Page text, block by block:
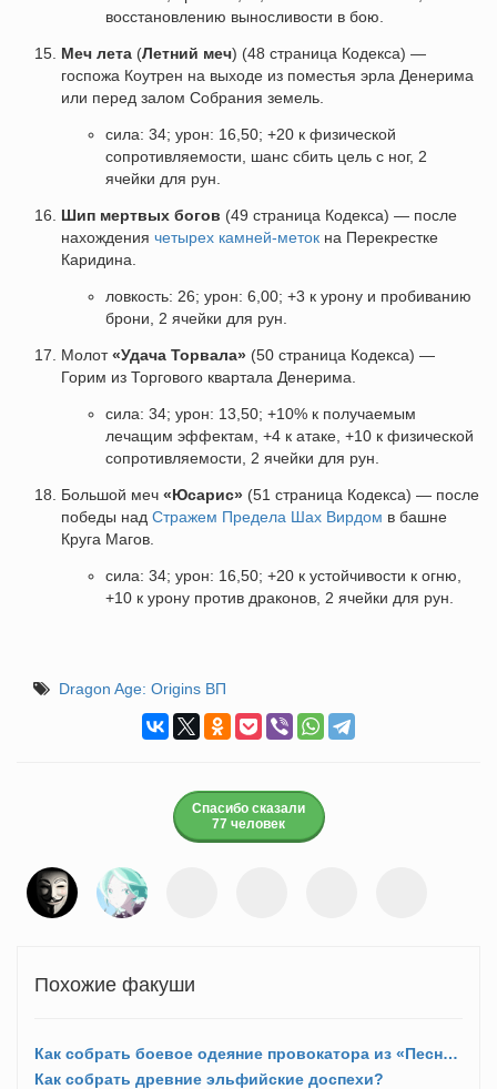
восстановлению выносливости в бою.
Меч лета (Летний меч) (48 страница Кодекса) —
госпожа Коутрен на выходе из поместья эрла Денерима
или перед залом Собрания земель.
сила: 34; урон: 16,50; +20 к физической
сопротивляемости, шанс сбить цель с ног, 2
ячейки для рун.
Шип мертвых богов (49 страница Кодекса) — после
нахождения четырех камней-меток на Перекрестке
Каридина.
ловкость: 26; урон: 6,00; +3 к урону и пробиванию
брони, 2 ячейки для рун.
Молот«Удача Торвала» (50 страница Кодекса) —
Горим из Торгового квартала Денерима.
сила: 34; урон: 13,50; +10% к получаемым
лечащим эффектам, +4 к атаке, +10 к физической
сопротивляемости, 2 ячейки для рун.
Большой меч «Юсарис» (51 страница Кодекса) — после
победы над Стражем Предела Шах Вирдом в башне
Круга Магов.
сила: 34; урон: 16,50; +20 к устойчивости к огню,
+10 к урону против драконов, 2 ячейки для рун.
Dragon Age: Origins ВП
Спасибо сказали
77 человек
Похожие факуши
Как собрать боевое одеяние провокатора из «Песни Лелианы»?
Как собрать древние эльфийские доспехи?